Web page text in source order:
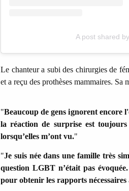
A post shared
Le chanteur a subi des chirurgies de
et a reçu des prothèses mammaires. Sa
"Beaucoup de gens ignorent encore
la réaction de surprise est
lorsqu’elles m’ont vu."
"Je suis née dans une famille très
question LGBT n’était pas
pour obtenir les rapports